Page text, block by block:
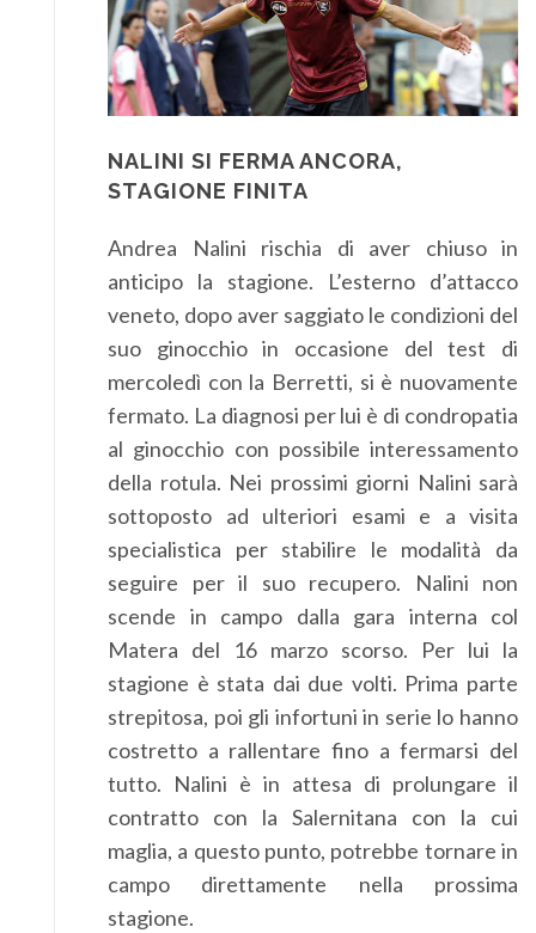
NALINI SI FERMA ANCORA,
STAGIONE FINITA
Andrea Nalini rischia di aver chiuso in
anticipo la stagione. L’esterno d’attacco
veneto, dopo aver saggiato le condizioni del
suo ginocchio in occasione del test di
mercoledì con la Berretti, si è nuovamente
fermato. La diagnosi per lui è di condropatia
al ginocchio con possibile interessamento
della rotula. Nei prossimi giorni Nalini sarà
sottoposto ad ulteriori esami e a visita
specialistica per stabilire le modalità da
seguire per il suo recupero. Nalini non
scende in campo dalla gara interna col
Matera del 16 marzo scorso. Per lui la
stagione è stata dai due volti. Prima parte
strepitosa, poi gli infortuni in serie lo hanno
costretto a rallentare fino a fermarsi del
tutto. Nalini è in attesa di prolungare il
contratto con la Salernitana con la cui
maglia, a questo punto, potrebbe tornare in
campo direttamente nella prossima
stagione.